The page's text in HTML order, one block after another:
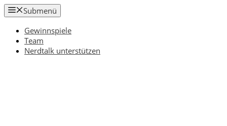
Zum
Inhalt
springen
Submenü
Gewinnspiele
Team
Nerdtalk unterstützen